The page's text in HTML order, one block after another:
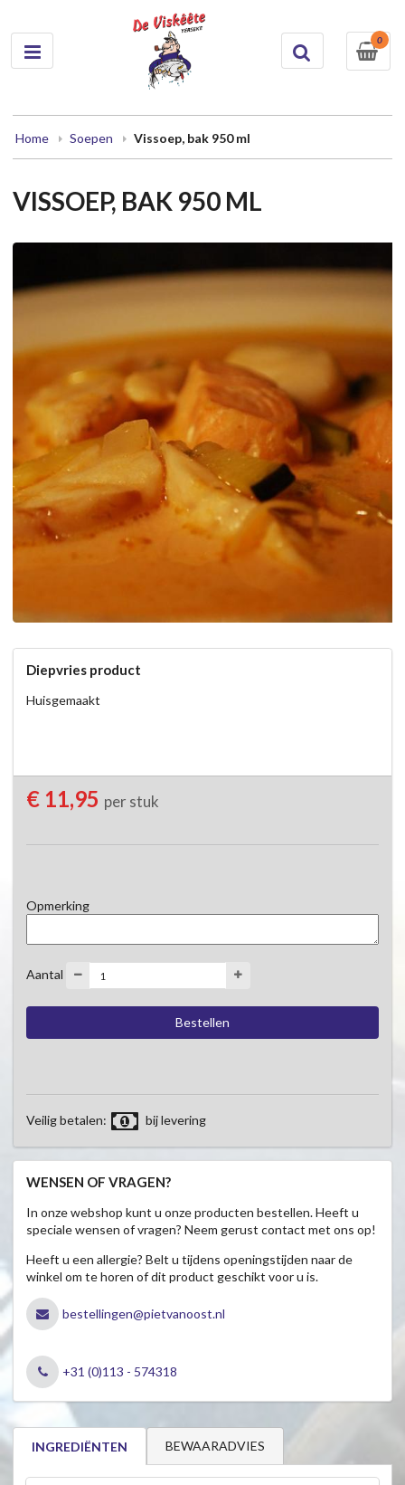
0
Home Soepen Vissoep, bak 950 ml
VISSOEP, BAK 950 ML
Diepvries product
Huisgemaakt
€ 11,95 per stuk
Opmerking
Aantal
Veilig betalen: bij levering
WENSEN OF VRAGEN?
In onze webshop kunt u onze producten bestellen. Heeft u
speciale wensen of vragen? Neem gerust contact met ons op!
Heeft u een allergie? Belt u tijdens openingstijden naar de
winkel om te horen of dit product geschikt voor u is.
bestellingen@pietvanoost.nl
+31 (0)113 - 574318
INGREDIËNTEN BEWAARADVIES